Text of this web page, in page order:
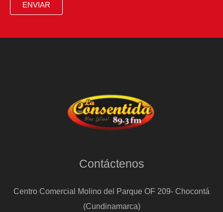
ENVIAR
Contáctenos
Centro Comercial Molino del Parque OF 209- Chocontá
(Cundinamarca)